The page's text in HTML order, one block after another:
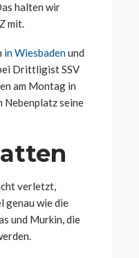
halten wir
mit.
in Wiesbadenund
Drittligist SSV
am Montag in
Nebenplatz seine
verletzt,
genau wie die
und Murkin, die